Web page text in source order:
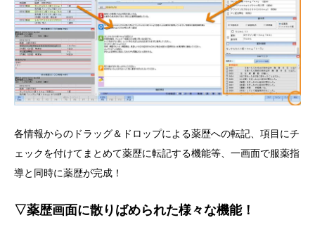
各情報からのドラッグ＆ドロップによる薬歴への転記、項目にチ
ェックを付けてまとめて薬歴に転記する機能等、一画面で服薬指
導と同時に薬歴が完成！
▽薬歴画面に散りばめられた様々な機能！